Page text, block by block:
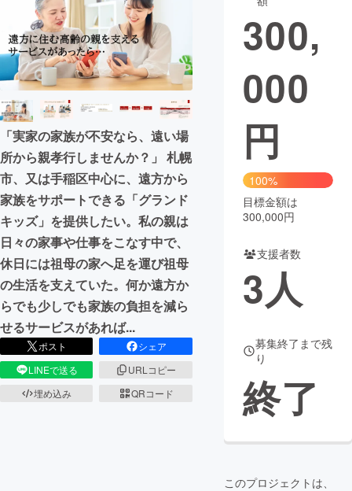
映像・映画 書籍・雑誌
ビジネス・起業 チャレンジ
まちづくり・地域活性化
CAMPFIRE for Social Good
CAMPFIRE Creation
CAMPFIREふるさと納税machi-ya コミュニティ
「実家の家族が不安なら、遠い場
所から親孝行しませんか？」 札幌
市、又は手稲区中心に、遠方から
家族をサポートできる「グランド
キッズ」を提供したい。私の親は
日々の家事や仕事をこなす中で、
休日には祖母の家へ足を運び祖母
の生活を支えていた。何か遠方か
らでも少しでも家族の負担を減ら
せるサービスがあれば...
ポスト
シェア
LINEで送る
URLコピー
埋め込み
QRコード
300,
000
円
100%
目標金額は
300,000円
支援者数
3人
募集終了まで残
り
終了
このプロジェクトは、